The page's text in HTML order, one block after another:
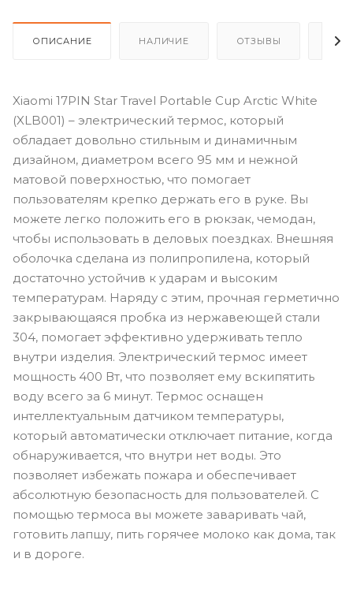
ОПИСАНИЕ НАЛИЧИЕ ОТЗЫВЫ
Xiaomi 17PIN Star Travel Portable Cup Arctic White
(XLB001) – электрический термос, который
обладает довольно стильным и динамичным
дизайном, диаметром всего 95 мм и нежной
матовой поверхностью, что помогает
пользователям крепко держать его в руке. Вы
можете легко положить его в рюкзак, чемодан,
чтобы использовать в деловых поездках. Внешняя
оболочка сделана из полипропилена, который
достаточно устойчив к ударам и высоким
температурам. Наряду с этим, прочная герметично
закрывающаяся пробка из нержавеющей стали
304, помогает эффективно удерживать тепло
внутри изделия. Электрический термос имеет
мощность 400 Вт, что позволяет ему вскипятить
воду всего за 6 минут. Термос оснащен
интеллектуальным датчиком температуры,
который автоматически отключает питание, когда
обнаруживается, что внутри нет воды. Это
позволяет избежать пожара и обеспечивает
абсолютную безопасность для пользователей. С
помощью термоса вы можете заваривать чай,
готовить лапшу, пить горячее молоко как дома, так
и в дороге.